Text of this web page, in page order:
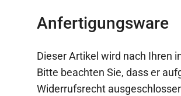
Anfertigungsware
Dieser Artikel wird nach Ihren
Bitte beachten Sie, dass er
Widerrufsrecht